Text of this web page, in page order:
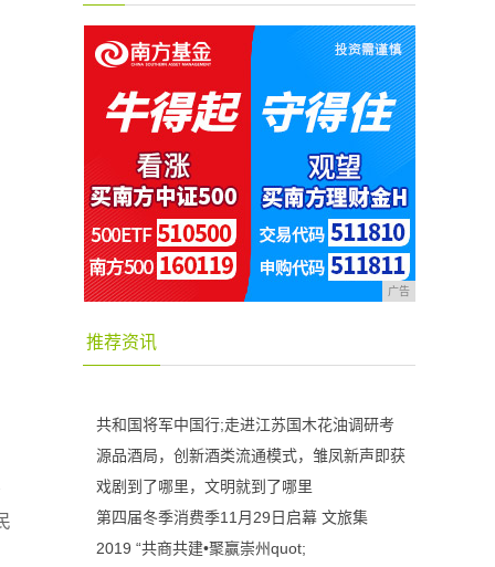
广告
推荐资讯
共和国将军中国行;走进江苏国木花油调研考
源品酒局，创新酒类流通模式，雏凤新声即获
戏剧到了哪里，文明就到了哪里
第四届冬季消费季11月29日启幕 文旅集
2019 “共商共建•聚赢崇州quot;